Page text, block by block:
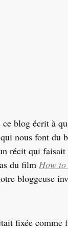
blog écrit à
nous font du
récit qui faisait
du film How
bloggeuse
fixée comme